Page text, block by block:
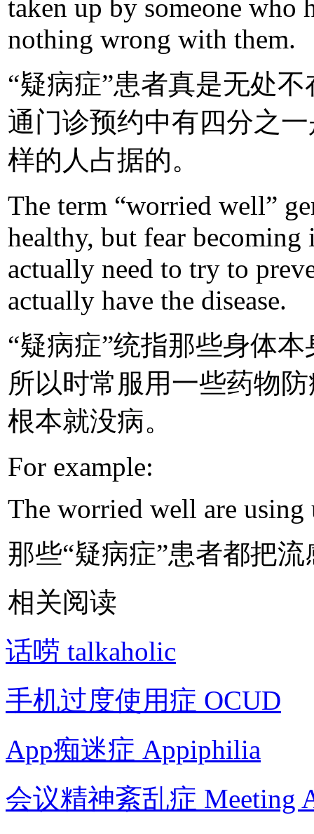
taken up by someone who
nothing wrong with them.
“疑病症”患者真是无处
通门诊预约中有四分之
样的人占据的。
The term “worried well”
healthy, but fear
actually need to try to
actually have the disease.
“疑病症”统指那些身体
所以时常服用一些药物
根本就没病。
For example:
The worried well are
那些“疑病症”患者都把
相关阅读
话唠 talkaholic
手机过度使用症 OCUD
App痴迷症 Appiphilia
会议精神紊乱症 Meeting